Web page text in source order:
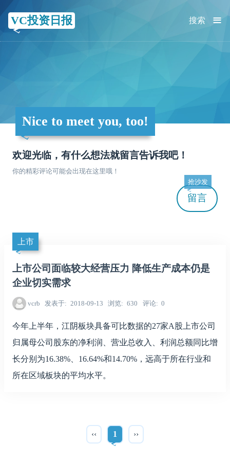
VC投资日报 ≡
搜索
Nice to meet you, too!
欢迎光临，有什么想法就留言告诉我吧！
你的精彩评论可能会出现在这里哦！
留言
抢沙发
上市
上市公司面临较大经营压力 降低生产成本仍是
企业切实需求
vcrb 发表于 2018-09-13 浏览 630 评论 0
今年上半年，江阴板块具备可比数据的27家A股上市公司
归属母公司股东的净利润、营业总收入、利润总额同比增
长分别为16.38%、16.64%和14.70%，远高于所在行业和
所在区域板块的平均水平。
‹‹ 1 ››